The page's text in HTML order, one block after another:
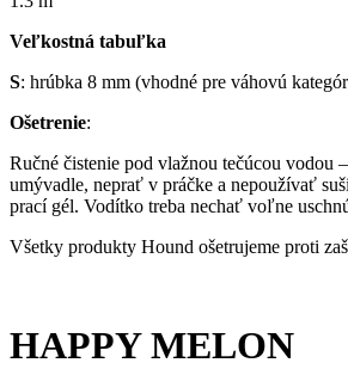
Veľkostná tabuľka
S: hrúbka 8 mm (vhodné pre váhovú
Ošetrenie:
Ručné čistenie pod vlažnou tečúcou vodou
umývadle, neprať v práčke a nepoužívať
prací gél. Vodítko treba nechať voľne
Všetky produkty Hound ošetrujeme proti
HAPPY MELON